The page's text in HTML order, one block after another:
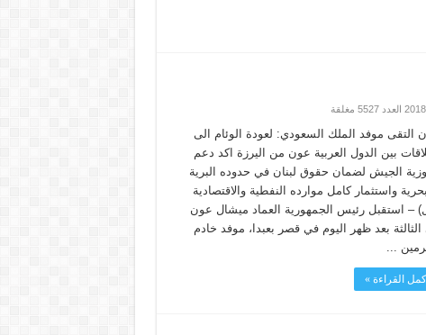
التقى موفد الملك السعودي: لعودة الوئام الى
بين الدول العربية عون من اليرزة اكد دعم
الجيش لضمان حقوق لبنان في حدوده البرية
واستثمار كامل موارده النفطية والاقتصادية
– استقبل رئيس الجمهورية العماد ميشال عون
بعد ظهر اليوم في قصر بعبدا، موفد خادم
...
أكمل القراءة »